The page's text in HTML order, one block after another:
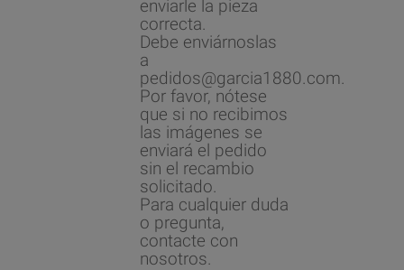
enviarle la pieza
correcta.
Debe enviárnoslas
a
pedidos@garcia1880.com.
Por favor, nótese
que si no recibimos
las imágenes se
enviará el pedido
sin el recambio
solicitado.
Para cualquier duda
o pregunta,
contacte con
nosotros.